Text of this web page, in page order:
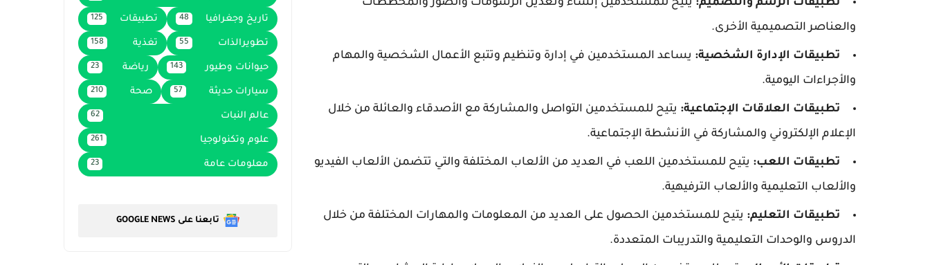
تطبيقات الرسم والتصميم: يتيح للمستخدمين إنشاء وتعديل الرسومات والصور والمخططات
والعناصر التصميمية الأخرى.
تطبيقات الإدارة الشخصية: يساعد المستخدمين في إدارة وتنظيم وتتبع الأعمال الشخصية والمهام
والأجراءات اليومية.
تطبيقات العلاقات الإجتماعية: يتيح للمستخدمين التواصل والمشاركة مع الأصدقاء والعائلة من خلال
الإعلام الإلكتروني والمشاركة في الأنشطة الإجتماعية.
تطبيقات اللعب: يتيح للمستخدمين اللعب في العديد من الألعاب المختلفة والتي تتضمن الألعاب الفيديو
والألعاب التعليمية والألعاب الترفيهية.
تطبيقات التعليم: يتيح للمستخدمين الحصول على العديد من المعلومات والمهارات المختلفة من خلال
الدروس والوحدات التعليمية والتدريبات المتعددة.
تاريخ وجغرافيا 48 تطبيقات 125
تطويرالذات 55 تغذية 158
حيوانات وطيور 143 رياضة 23
سيارات حديثة 57 صحة 210
عالم النبات 62
علوم وتكنولوجيا 261
معلومات عامة 23
تابعنا على GOOGLE NEWS